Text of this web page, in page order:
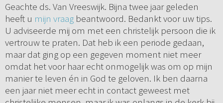
Geachte ds. Van Vreeswijk. Bijna twee jaar geleden
heeft u mijn vraagbeantwoord. Bedankt voor uw tips.
U adviseerde mij om met een christelijk persoon die ik
vertrouw te praten. Dat heb ik een periode gedaan,
maar dat ging op een gegeven moment niet meer
omdat het voor haar echt onmogelijk was om op mijn
manier te leven én in God te geloven. Ik ben daarna
een jaar niet meer echt in contact geweest met